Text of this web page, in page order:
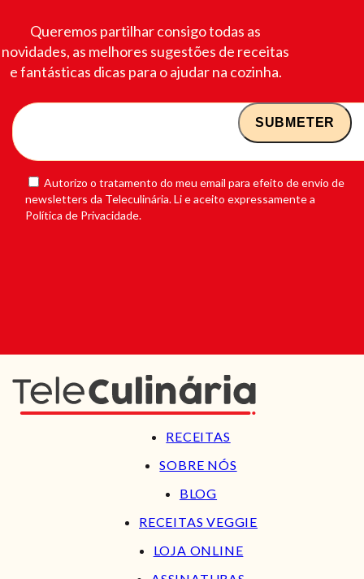
Queremos partilhar consigo todas as
novidades, as melhores sugestões de receitas
e fantásticas dicas para o ajudar na cozinha.
Autorizo o tratamento do meu email para efeito de envio de
newsletters da Teleculinária. Li e aceito expressamente a
Política de Privacidade.
RECEITAS
SOBRE NÓS
BLOG
RECEITAS VEGGIE
LOJA ONLINE